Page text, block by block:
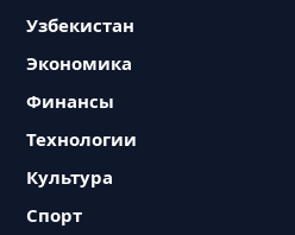
Узбекистан
Экономика
Финансы
Технологии
Культура
Спорт